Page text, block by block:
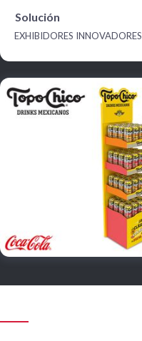
Solución
EXHIBIDORES INNOVADORES